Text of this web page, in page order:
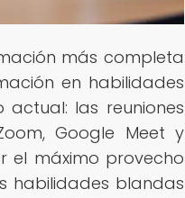
más completa
en habilidades
las reuniones
Google Meet y
el máximo provecho
habilidades blandas